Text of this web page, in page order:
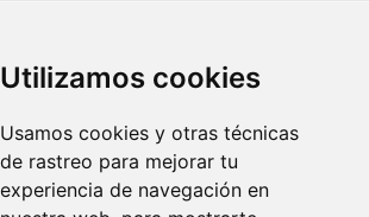
Utilizamos cookies
Usamos cookies y otras técnicas
de rastreo para mejorar tu
experiencia de navegación en